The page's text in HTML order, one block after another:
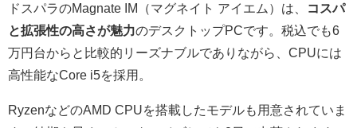
ドスパラのMagnate IM（マグネイト アイエム）は、
コスパ
と拡張性の高さが魅力のデスクトップPCです。税込でも6
万円台からと比較的リーズナブルでありながら、CPUには
高性能なCore i5を採用。
RyzenなどのAMD CPUを搭載したモデルも用意されていま